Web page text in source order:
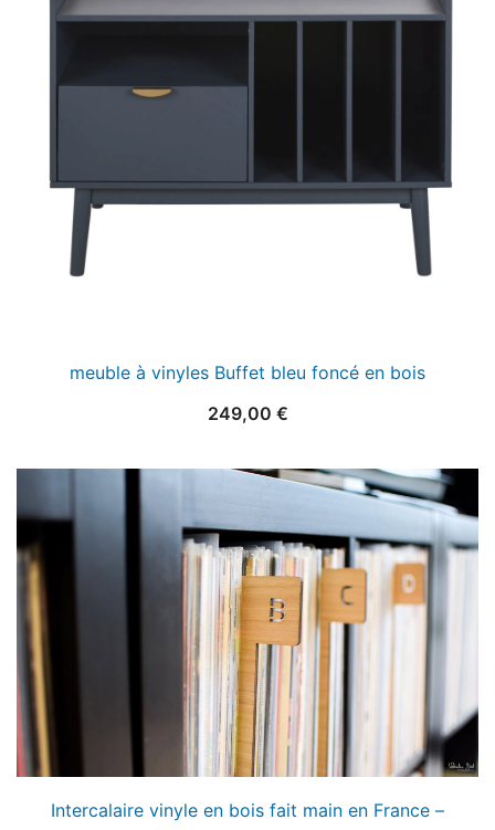
meuble à vinyles Buffet bleu foncé en bois
249,00 €
Intercalaire vinyle en bois fait main en France –